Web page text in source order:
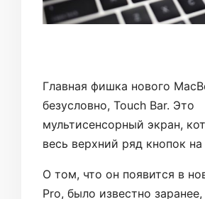
Главная фишка нового
безусловно, Touch Bar. Это
мультисенсорный экран,
весь верхний ряд кнопок на
О том, что он появится в
Pro, было известно заранее,